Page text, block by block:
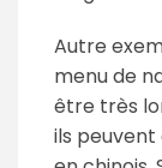
Autre
menu de
être très
ils